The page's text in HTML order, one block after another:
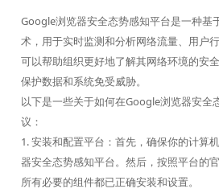
Google浏览器安全态势感知平台是一种基
术，用于实时监测和分析网络流量、用户
可以帮助组织更好地了解其网络环境的安
保护数据和系统免受威胁。
以下是一些关于如何在Google浏览器安全
议：
1. 安装和配置平台：首先，确保你的计算
器安全态势感知平台。然后，按照平台的
所有必要的组件都已正确安装和设置。